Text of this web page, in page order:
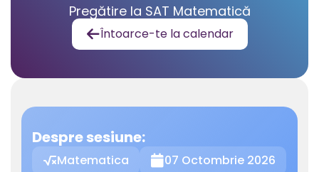
Pregătire la SAT Matematică
Întoarce-te la calendar
Despre sesiune:
Matematica 07 Octombrie 2026